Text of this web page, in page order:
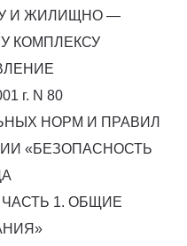
И ЖИЛИЩНО —
КОМПЛЕКСУ
г. N 80
НОРМ И ПРАВИЛ
«БЕЗОПАСНОСТЬ
1. ОБЩИЕ